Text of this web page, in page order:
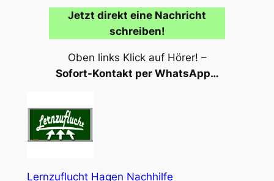
Jetzt direkt eine Nachricht
schreiben!
Oben links Klick auf Hörer! –
Sofort-Kontakt per WhatsApp…
Lernzuflucht Hagen Nachhilfe